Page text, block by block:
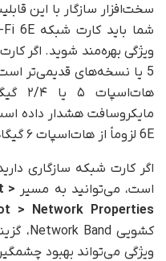
سخت‌افزار سازگار با این
6E لزوماً از هات‌اسپات ۶ گیگاهرتزی پشتیبانی نمی‌کنند.
است، می‌توانید به مسیر >
> Network Properties
ویژگی می‌تواند بهبود